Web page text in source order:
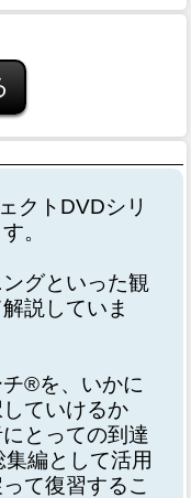
クトDVDシリ
。
グといった観
説していま
®を、いかに
ていけるか
とっての到達
編として活用
て復習するこ